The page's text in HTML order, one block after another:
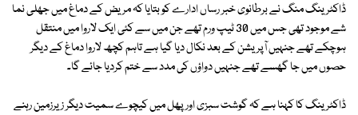
ڈاکٹر ینگ منگ نے برطانوی خبر رساں ادارے کو بتایا کہ مریض کے دماغ میں جھلی نما
شے موجود تھی جس میں 30 ٹیپ ورم تھے جن میں سے کئی ایک لاروا میں منتقل
ہوچکے تھے جنہیں آپریشن کے بعد نکال دیا گیا ہے تاہم کچھ لاروا دماغ کے دیگر
حصوں میں جا گھسے تھے جنہیں دواؤں کی مدد سے ختم کردیا جائے گا۔
ڈاکٹر ینگ کا کہنا ہے کہ گوشت سبزی اور پھل میں کیچوے سمیت دیگر زیرزمین رہنے